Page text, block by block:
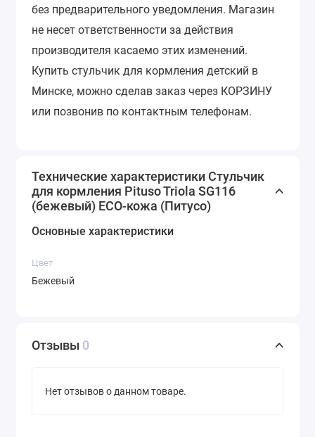
без предварительного уведомления. Магазин
не несет ответственности за действия
производителя касаемо этих изменений.
Купить стульчик для кормления детский в
Минске, можно сделав заказ через КОРЗИНУ
или позвонив по контактным телефонам.
Технические характеристики Стульчик
для кормления Pituso Triola SG116
(бежевый) ECO-кожа (Питусо)
Основные характеристики
Цвет
Бежевый
Отзывы 0
Нет отзывов о данном товаре.